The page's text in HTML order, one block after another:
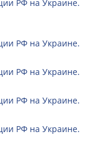
РФ на Украине.
РФ на Украине.
РФ на Украине.
РФ на Украине.
РФ на Украине.